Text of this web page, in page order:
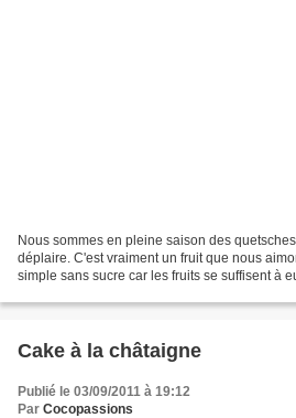
Nous sommes en pleine saison des
déplaire. C'est vraiment un fruit que nous
simple sans sucre car les fruits se suffisent à
Cake à la châtaigne
Publié le 03/09/2011 à 19:12
Par Cocopassions